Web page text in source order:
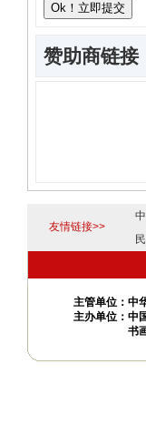
赞助商链接
友情链接>>
主管单位：中
主办单位：中
书画艺术